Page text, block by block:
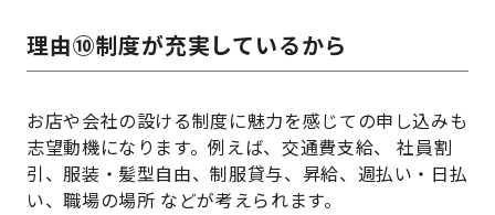
理由⑩制度が充実しているから
お店や会社の設ける制度に魅力を感じての申し込みも
志望動機になります。例えば、交通費支給、 社員割
引、服装・髪型自由、制服貸与、昇給、週払い・日払
い、職場の場所 などが考えられます。